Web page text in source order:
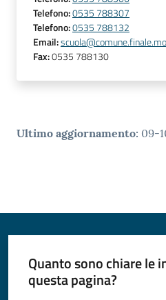
Telefono:0535 788307
Telefono:0535 788132
Email:
Fax:0535 788130
Ultimo aggiornamento: 09-
Quanto sono chiare le
questa pagina?